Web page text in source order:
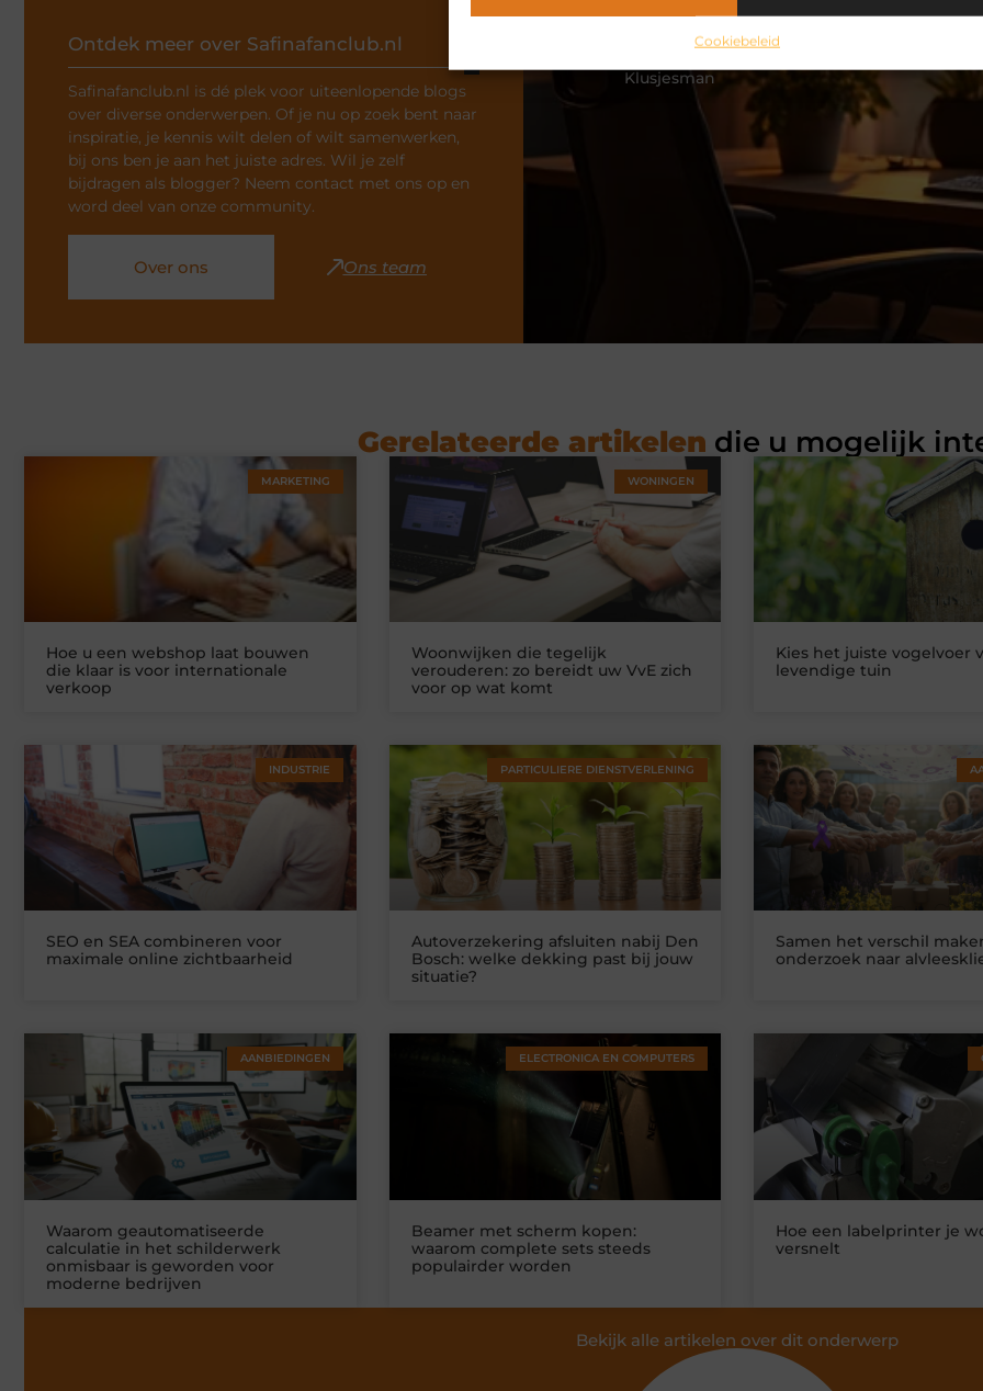
Cookiebeleid
Ontdek meer over Safinafanclub.nl
Safinafanclub.nl is dé plek voor uiteenlopende blogs
over diverse onderwerpen. Of je nu op zoek bent naar
inspiratie, je kennis wilt delen of wilt samenwerken,
bij ons ben je aan het juiste adres. Wil je zelf
bijdragen als blogger? Neem contact met ons op en
word deel van onze community.
Over ons Ons team
VORIGE
Klusjesman
Gerelateerde artikelen die u mogelijk
MARKETING
Hoe u een webshop laat bouwen
die klaar is voor internationale
verkoop
WONINGEN
Woonwijken die tegelijk
verouderen: zo bereidt uw VvE zich
voor op wat komt
Kies het juiste vogelvoer
levendige tuin
INDUSTRIE
SEO en SEA combineren voor
maximale online zichtbaarheid
PARTICULIERE DIENSTVERLENING
Autoverzekering afsluiten nabij Den
Bosch: welke dekking past bij jouw
situatie?
Samen het verschil
onderzoek naar
AANBIEDINGEN
Waarom geautomatiseerde
calculatie in het schilderwerk
onmisbaar is geworden voor
moderne bedrijven
ELECTRONICA EN COMPUTERS
Beamer met scherm kopen:
waarom complete sets steeds
populairder worden
Hoe een labelprinter je
versnelt
Bekijk alle artikelen over dit onderwerp